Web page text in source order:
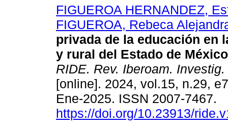
FIGUEROA HERNANDEZ,
FIGUEROA, Rebeca
privada de la educación en
y rural del Estado de
RIDE. Rev. Iberoam.
[online]. 2024, vol.15, n.29,
Ene-2025. ISSN 2007-7467.
https://doi.org/10.23913/